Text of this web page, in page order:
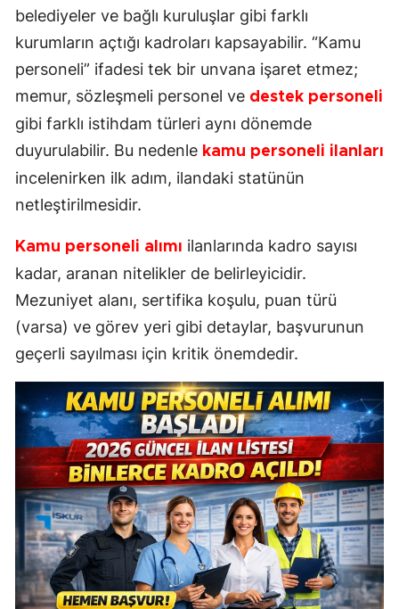
belediyeler ve bağlı kuruluşlar gibi farklı
kurumların açtığı kadroları kapsayabilir. “Kamu
personeli” ifadesi tek bir unvana işaret etmez;
memur, sözleşmeli personel ve destek personeli
gibi farklı istihdam türleri aynı dönemde
duyurulabilir. Bu nedenle kamu personeli ilanları
incelenirken ilk adım, ilandaki statünün
netleştirilmesidir.
Kamu personeli alımı ilanlarında kadro sayısı
kadar, aranan nitelikler de belirleyicidir.
Mezuniyet alanı, sertifika koşulu, puan türü
(varsa) ve görev yeri gibi detaylar, başvurunun
geçerli sayılması için kritik önemdedir.